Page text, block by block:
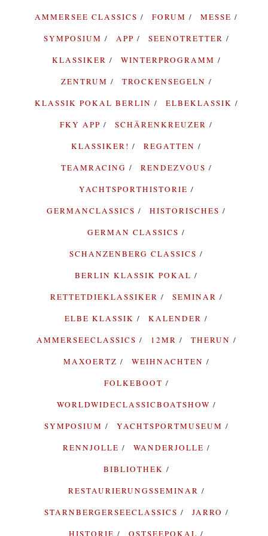
AMMERSEE CLASSICS
FORUM
MESSE
SYMPOSIUM
APP
SEENOTRETTER
KLASSIKER
WINTERPROGRAMM
ZENTRUM
TROCKENSEGELN
KLASSIK POKAL BERLIN
ELBEKLASSIK
FKY APP
SCHÄRENKREUZER
KLASSIKER!
REGATTEN
TEAMRACING
RENDEZVOUS
YACHTSPORTHISTORIE
GERMANCLASSICS
HISTORISCHES
GERMAN CLASSICS
SCHANZENBERG CLASSICS
BERLIN KLASSIK POKAL
RETTETDIEKLASSIKER
SEMINAR
ELBE KLASSIK
KALENDER
AMMERSEECLASSICS
12MR
THERUN
MAXOERTZ
WEIHNACHTEN
FOLKEBOOT
WORLDWIDECLASSICBOATSHOW
SYMPOSIUM
YACHTSPORTMUSEUM
RENNJOLLE
WANDERJOLLE
BIBLIOTHEK
RESTAURIERUNGSSEMINAR
STARNBERGERSEECLASSICS
JARRO
HISTORIE
OSTSEEPOKAL